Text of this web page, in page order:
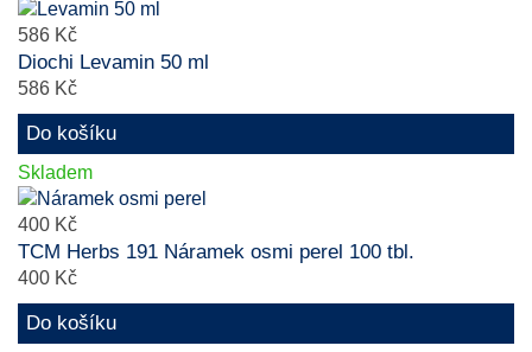
586 Kč
Diochi Levamin 50 ml
586 Kč
Do košíku
Skladem
400 Kč
TCM Herbs 191 Náramek osmi perel 100 tbl.
400 Kč
Do košíku